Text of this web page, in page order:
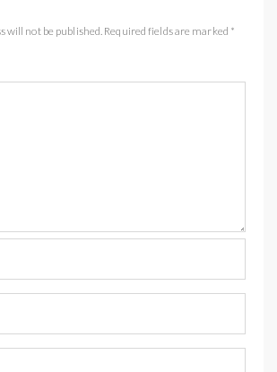
will not be published. Required fields are marked *